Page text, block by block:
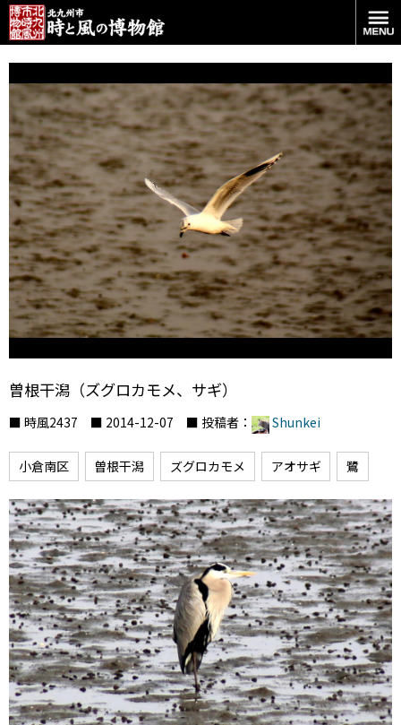
曽根干潟（ズグロカモメ、サギ）
■ 時風2437 ■ 2014-12-07 ■ 投稿者： Shunkei
小倉南区 曽根干潟 ズグロカモメ アオサギ 鷺